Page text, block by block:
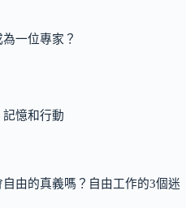
一位專家？
記憶和行動
自由的真義嗎？自由工作的3個迷